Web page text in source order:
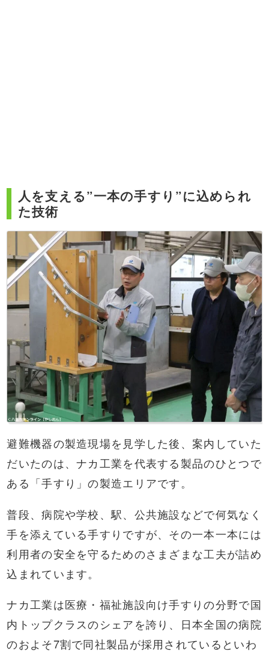
人を支える”一本の手すり”に込められ
た技術
避難機器の製造現場を見学した後、案内していた
だいたのは、ナカ工業を代表する製品のひとつで
ある「手すり」の製造エリアです。
普段、病院や学校、駅、公共施設などで何気なく
手を添えている手すりですが、その一本一本には
利用者の安全を守るためのさまざまな工夫が詰め
込まれています。
ナカ工業は医療・福祉施設向け手すりの分野で国
内トップクラスのシェアを誇り、日本全国の病院
のおよそ7割で同社製品が採用されているといわ